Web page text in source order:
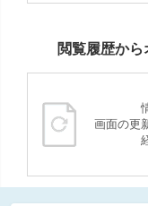
閲覧履歴か
画面の更